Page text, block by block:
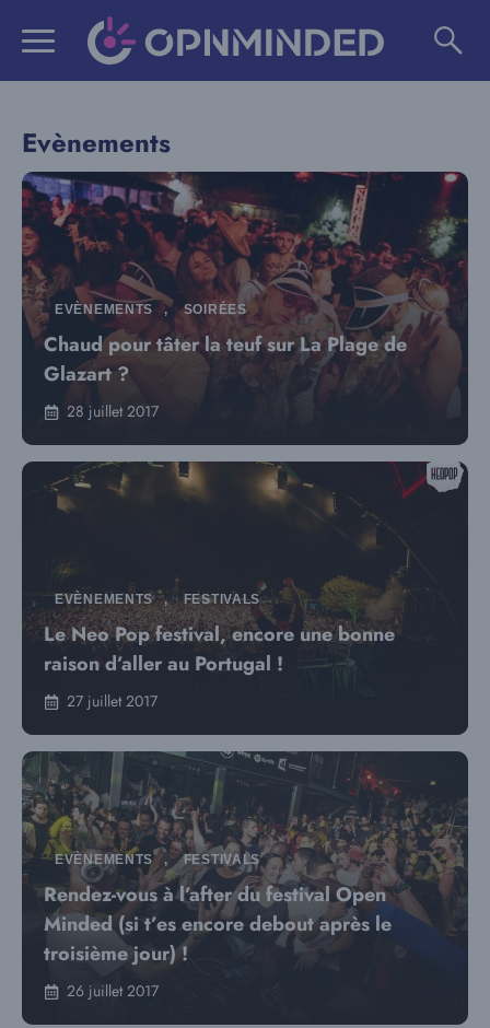
Evènements
EVÈNEMENTS , SOIRÉES
Chaud pour tâter la teuf sur La Plage de
Glazart ?
28 juillet 2017
EVÈNEMENTS , FESTIVALS
Le Neo Pop festival, encore une bonne
raison d’aller au Portugal !
27 juillet 2017
EVÈNEMENTS , FESTIVALS
Rendez-vous à l’after du festival Open
Minded (si t’es encore debout après le
troisième jour) !
26 juillet 2017